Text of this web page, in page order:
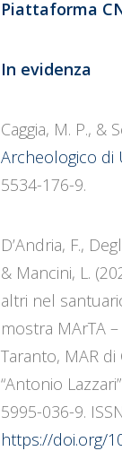
Piattaforma
In evidenza
Caggia, M. P., &
Archeologico di
5534-176-9.
D’Andria, F.,
& Mancini, L.
altri nel
mostra MArTA
Taranto, MAR
“Antonio
5995-036-9.
https://doi.org/